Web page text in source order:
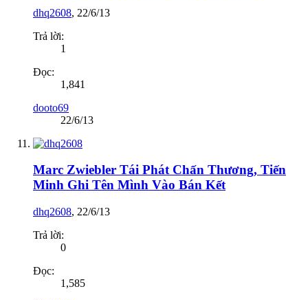
dhq2608, 22/6/13
Trả lời:
1
Đọc:
1,841
dooto69
22/6/13
Marc Zwiebler Tái Phát Chấn Thương, Tiến
Minh Ghi Tên Mình Vào Bán Kết
dhq2608, 22/6/13
Trả lời:
0
Đọc:
1,585